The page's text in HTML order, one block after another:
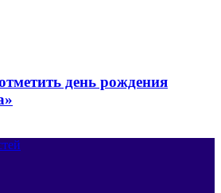
день рождения